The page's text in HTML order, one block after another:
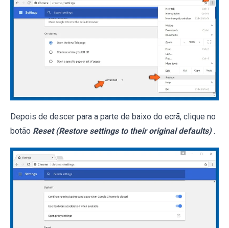
Depois de descer para a parte de baixo do ecrã, clique no
botão Reset (Restore settings to their original defaults) .